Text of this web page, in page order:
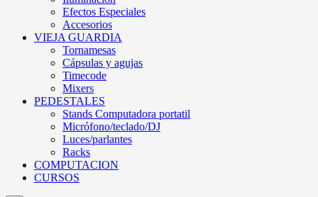
Efectos Especiales
Accesorios
VIEJA GUARDIA
Tornamesas
Cápsulas y agujas
Timecode
Mixers
PEDESTALES
Stands Computadora portatil
Micrófono/teclado/DJ
Luces/parlantes
Racks
COMPUTACION
CURSOS